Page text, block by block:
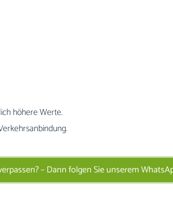
höhere Werte.
– Dann folgen Sie unserem